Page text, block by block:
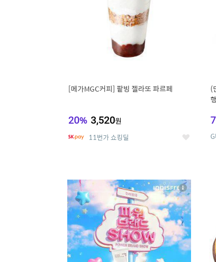
[메가MGC커피] 팥빙 젤라또 파르페
20% 3,520원
11번가 쇼킹딜 좋
(
5
상
세